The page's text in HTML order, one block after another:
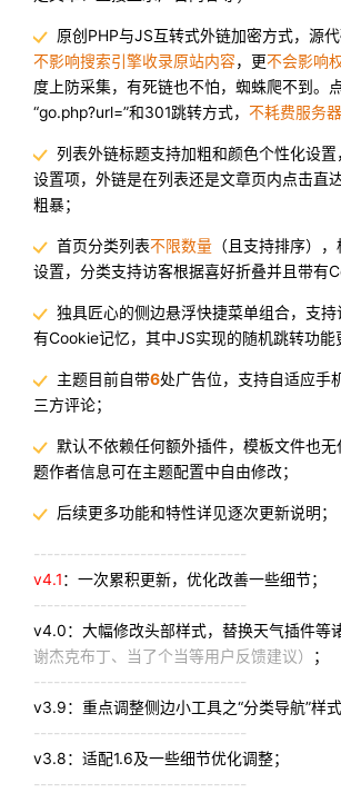
原创PHP与JS互转式外链加密方式，源
不影响搜索引擎收录原站内容，更不会影响
度上防采集，有死链也不怕，蜘蛛爬不到。
“go.php?url=”和301跳转方式， 不耗费服务
列表外链标题支持加粗和颜色个性化设置
设置项，外链是在列表还是文章页内点击直
粗暴；
首页分类列表不限数量 （且支持排序）
设置，分类支持访客根据喜好折叠并且带有
独具匠心的侧边悬浮快捷菜单组合，支
有Cookie记忆，其中JS实现的随机跳转功能
主题目前自带6处广告位，支持自适应手
三方评论；
默认不依赖任何额外插件，模板文件也
题作者信息可在主题配置中自由修改；
后续更多功能和特性详见逐次更新说明；
--------------------------------
v4.1：一次累积更新，优化改善一些细节；
--------------------------------
v4.0：大幅修改头部样式，替换天气插件等
谢杰克布丁、当了个当等用户反馈建议）
；
--------------------------------
v3.9：重点调整侧边小工具之“分类导航”样式
--------------------------------
v3.8：适配1.6及一些细节优化调整；
--------------------------------